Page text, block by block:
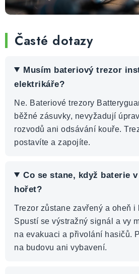
Časté dotazy
Musím bateriový trezor
elektrikáře?
Ne. Bateriové trezory
běžné zásuvky, nevyžadují
rozvodů ani odsávání kouře.
postavíte a zapojíte.
Co se stane, když baterie
hořet?
Trezor zůstane zavřený a oheň i
Spustí se výstražný signál a vy
na evakuaci a přivolání hasičů.
na budovu ani vybavení.